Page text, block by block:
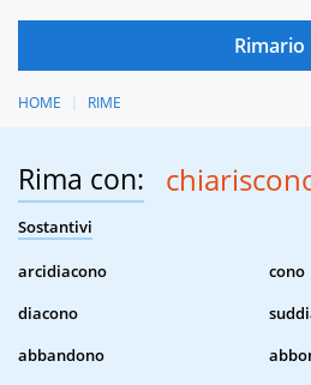
HOME RIME
Rima con:
Sostantivi
arcidiacono
cono
diacono
abbandono